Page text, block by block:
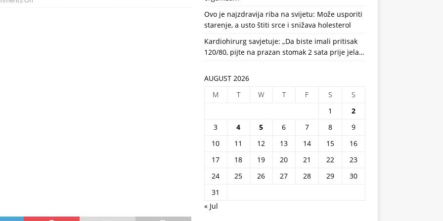
Ovo je najzdravija riba na svijetu: Može usporiti
starenje, a usto štiti srce i snižava holesterol
Kardiohirurg savjetuje: „Da biste imali pritisak
120/80, pijte na prazan stomak 2 sata prije jela…
AUGUST 2026
M
T W T F S
S
1
2
3
4 5 6 7 8
9
10
11 12 13 14 15
16
17
18 19 20 21 22
23
24
25 26 27 28 29
30
31
« Jul